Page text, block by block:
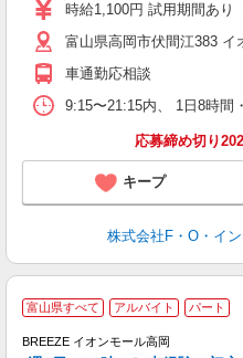
時給1,100円 試用期間あり
富山県高岡市伏間江383 イ
車通勤応相談
9:15〜21:15内、 1日8時
応募締め切り
キープ
株式会社F・O・イ
富山県すべて アルバイト パート
BREEZE イオンモール高岡